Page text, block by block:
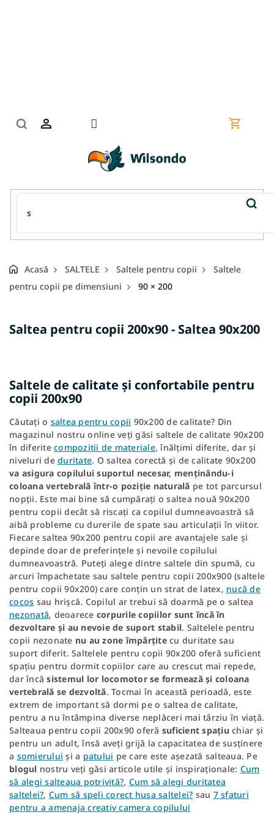
Coş
Acasă SALTELE Saltele pentru copii
Saltele
pentru copii pe dimensiuni
90 × 200
Saltea pentru copii 200x90 - Saltea 90x200
Saltele de calitate și confortabile pentru
copii 200x90
Căutați o saltea pentru copii 90x200 de calitate? Din
magazinul nostru online veți găsi saltele de calitate 90x200
în diferite compoziții de materiale, înălțimi diferite, dar și
niveluri de duritate. O saltea corectă și de calitate 90x200
va asigura copilului suportul necesar, menținându-i
coloana vertebrală într-o poziție naturală pe tot parcursul
nopții. Este mai bine să cumpărați o saltea nouă 90x200
pentru copii decât să riscați ca copilul dumneavoastră să
aibă probleme cu durerile de spate sau articulații în viitor.
Fiecare saltea 90x200 pentru copii are avantajele sale și
depinde doar de preferințele și nevoile copilului
dumneavoastră. Puteți alege dintre saltele din spumă, cu
arcuri împachetate sau saltele pentru copii 200x900 (saltele
pentru copii 90x200) care conțin un strat de latex, nucă de
cocos sau hrișcă. Copilul ar trebui să doarmă pe o saltea
nezonată, deoarece corpurile copiilor sunt încă în
dezvoltare și au nevoie de suport stabil. Saltelele pentru
copii nezonate nu au zone împărțitecu duritate sau
suport diferit. Saltelele pentru copii 90x200 oferă suficient
spațiu pentru dormit copiilor care au crescut mai repede,
dar încăsistemul lor locomotor se formează și coloana
vertebrală se dezvoltă. Tocmai în această perioadă, este
extrem de important să dormi pe o saltea de calitate,
pentru a nu întâmpina diverse neplăceri mai târziu în viață.
Salteaua pentru copii 200x90 oferă suficient spațiu chiar și
pentru un adult, însă aveți grijă la capacitatea de susținere
a somierului și a patului pe care este așezată salteaua. Pe
blogul nostru veți găsi articole utile și inspiraționale: Cum
să alegi salteaua potrivită?, Cum să alegi duritatea
saltelei?, Cum să speli corect husa saltelei? sau 7 sfaturi
pentru a amenaja creativ camera copilului